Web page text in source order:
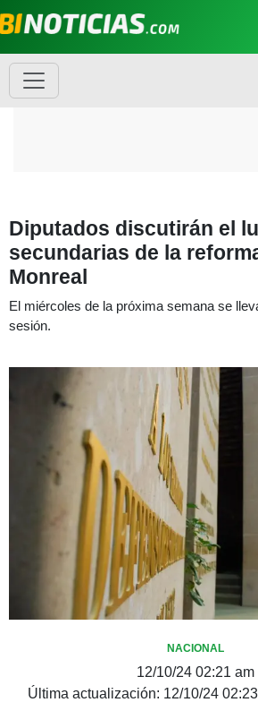
Diputados discutirán el
secundarias de la
Monreal
El miércoles de la próxima semana se
sesión.
NACIONAL
12/10/24 02:21 am
Última actualización: 12/10/24